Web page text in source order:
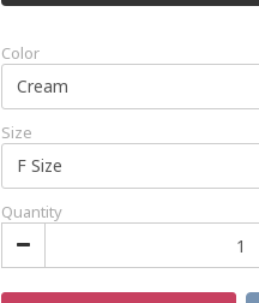
Color
Size
Quantity